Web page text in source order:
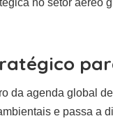
no setor aéreo
da agenda global
e passa a